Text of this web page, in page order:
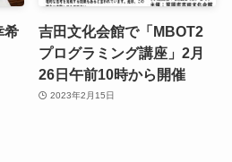
希
吉田文化会館で「MBOT2
プログラミング講座」2月
26日午前10時から開催
2023年2月15日